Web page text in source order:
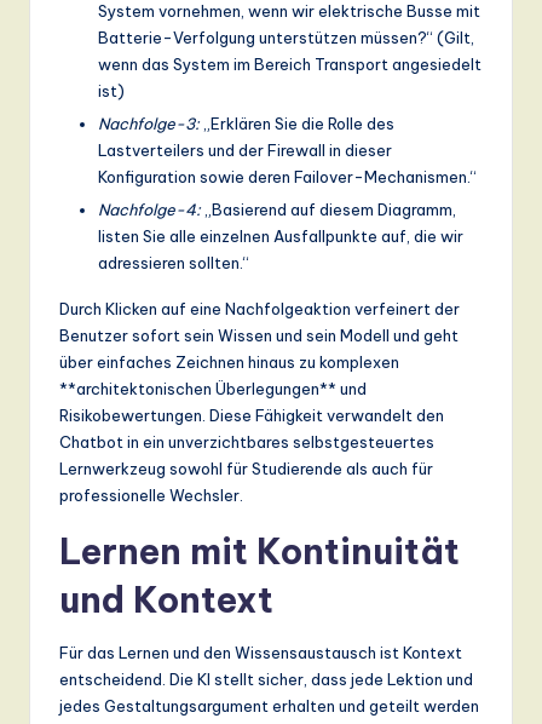
System vornehmen, wenn wir elektrische Busse mit
Batterie-Verfolgung unterstützen müssen?“ (Gilt,
wenn das System im Bereich Transport angesiedelt
ist)
Nachfolge-3:„Erklären Sie die Rolle des
Lastverteilers und der Firewall in dieser
Konfiguration sowie deren Failover-Mechanismen.“
Nachfolge-4:„Basierend auf diesem Diagramm,
listen Sie alle einzelnen Ausfallpunkte auf, die wir
adressieren sollten.“
Durch Klicken auf eine Nachfolgeaktion verfeinert der
Benutzer sofort sein Wissen und sein Modell und geht
über einfaches Zeichnen hinaus zu komplexen
**architektonischen Überlegungen** und
Risikobewertungen. Diese Fähigkeit verwandelt den
Chatbot in ein unverzichtbares selbstgesteuertes
Lernwerkzeug sowohl für Studierende als auch für
professionelle Wechsler.
Lernen mit Kontinuität
und Kontext
Für das Lernen und den Wissensaustausch ist Kontext
entscheidend. Die KI stellt sicher, dass jede Lektion und
jedes Gestaltungsargument erhalten und geteilt werden